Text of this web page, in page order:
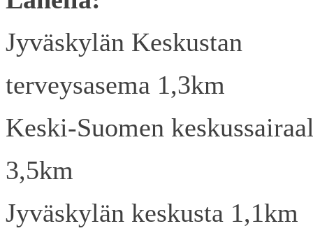
Jyväskylän Keskustan
terveysasema 1,3km
Keski-Suomen
3,5km
Jyväskylän keskusta 1,1km